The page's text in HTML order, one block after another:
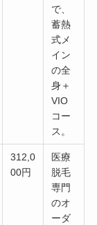
で、
蓄熱
式メ
イン
の全
身＋
VIO
コー
ス。
312,0
00円
医療
脱毛
専門
のオ
ーダ